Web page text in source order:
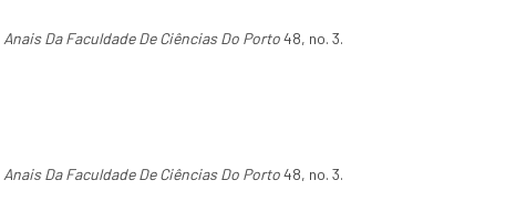
Anais Da Faculdade De Ciências Do Porto48, no. 3.
Anais Da Faculdade De Ciências Do Porto48, no. 3.